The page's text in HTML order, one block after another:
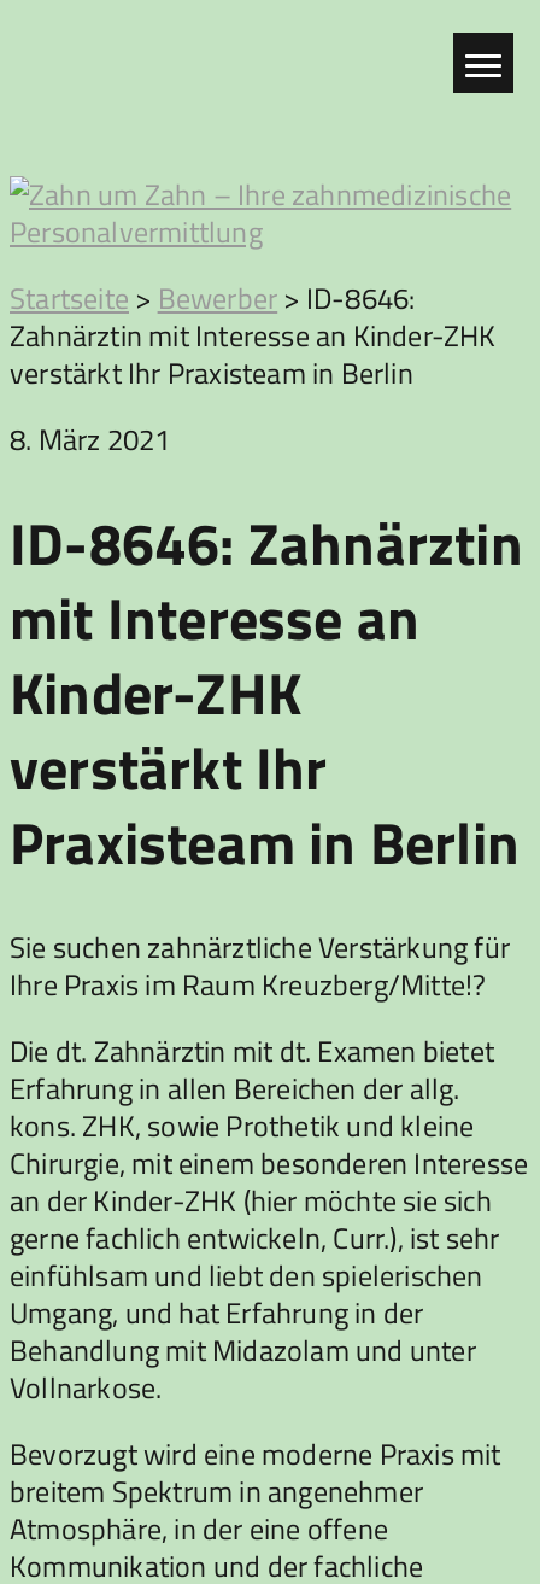
Zahn
um
Zahn
Startseite > Bewerber> ID-8646:
Zahnärztin mit Interesse an Kinder-ZHK
verstärkt Ihr Praxisteam in Berlin
8. März 2021
ID-8646: Zahnärztin
mit Interesse an
Kinder-ZHK
verstärkt Ihr
Praxisteam in Berlin
Sie suchen zahnärztliche Verstärkung für
Ihre Praxis im Raum Kreuzberg/Mitte!?
Die dt. Zahnärztin mit dt. Examen bietet
Erfahrung in allen Bereichen der allg.
kons. ZHK, sowie Prothetik und kleine
Chirurgie, mit einem besonderen Interesse
an der Kinder-ZHK (hier möchte sie sich
gerne fachlich entwickeln, Curr.), ist sehr
einfühlsam und liebt den spielerischen
Umgang, und hat Erfahrung in der
Behandlung mit Midazolam und unter
Vollnarkose.
Bevorzugt wird eine moderne Praxis mit
breitem Spektrum in angenehmer
Atmosphäre, in der eine offene
Kommunikation und der fachliche